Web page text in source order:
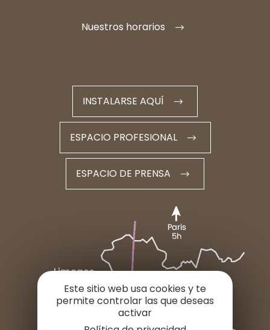
Nuestros horarios
INSTALARSE AQUÍ
ESPACIO PROFESIONAL
ESPACIO DE PRENSA
Este sitio web usa cookies y te
permite controlar las que deseas
activar